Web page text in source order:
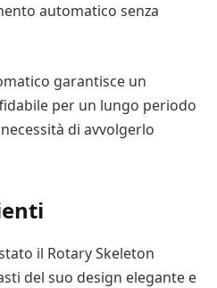
automatico senza
garantisce un
per un lungo periodo
di avvolgerlo
il Rotary Skeleton
del suo design elegante e